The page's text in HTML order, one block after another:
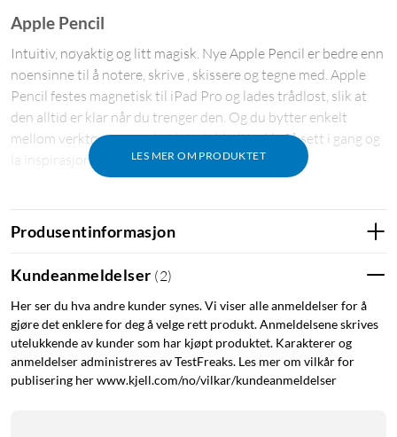
LES MER OM PRODUKTET
Apple Pencil
Intuitiv, nøyaktig og litt magisk. Nye Apple Pencil er bedre enn
noensinne til å notere, skrive , skissere og tegne med. Apple
Pencil festes magnetisk til iPad Pro og lades trådløst, slik at
den alltid er klar når du trenger den. Og du bytter enkelt
mellom verktøyene med et lett dobbelttrykk. Så sett i gang og
la inspirasjonen flyte.
Kompatibilitet
iPad mini (6. generasjon)
iPad Air (4. og 5. generasjon)
iPad Pro 12,9" (3., 4., 5. og 6. generasjon)
iPad Pro 11" (1., 2., 3. og 4. generasjon)
Ikke kompatibel med iPad Air M2 (11" og 13") eller iPad Pro
M4 (11" og 13").
Produsentinformasjon
Kundeanmeldelser (2)
Her ser du hva andre kunder synes. Vi viser alle anmeldelser for å
gjøre det enklere for deg å velge rett produkt. Anmeldelsene skrives
utelukkende av kunder som har kjøpt produktet. Karakterer og
anmeldelser administreres av TestFreaks. Les mer om vilkår for
publisering her www.kjell.com/no/vilkar/kundeanmeldelser